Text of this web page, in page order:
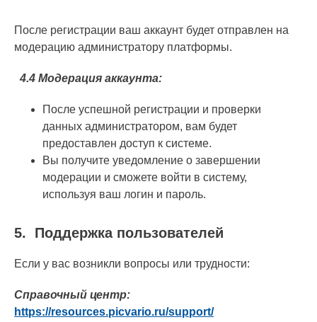
После регистрации ваш аккаунт будет отправлен на
модерацию администратору платформы.
4.4 Модерация аккаунта:
После успешной регистрации и проверки
данных администратором, вам будет
предоставлен доступ к системе.
Вы получите уведомление о завершении
модерации и сможете войти в систему,
используя ваш логин и пароль.
5. Поддержка пользователей
Если у вас возникли вопросы или трудности:
Справочный центр:
https://resources.picvario.ru/support/